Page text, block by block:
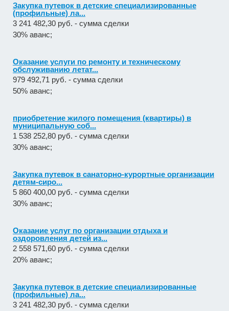
Закупка путевок в детские специализированные
(профильные) ла...
3 241 482,30 руб. - сумма сделки
30% аванс;
Оказание услуги по ремонту и техническому
обслуживанию летат...
979 492,71 руб. - сумма сделки
50% аванс;
приобретение жилого помещения (квартиры) в
муниципальную соб...
1 538 252,80 руб. - сумма сделки
30% аванс;
Закупка путевок в санаторно-курортные организации
детям-сиро...
5 860 400,00 руб. - сумма сделки
30% аванс;
Оказание услуг по организации отдыха и
оздоровления детей из...
2 558 571,60 руб. - сумма сделки
20% аванс;
Закупка путевок в детские специализированные
(профильные) ла...
3 241 482,30 руб. - сумма сделки